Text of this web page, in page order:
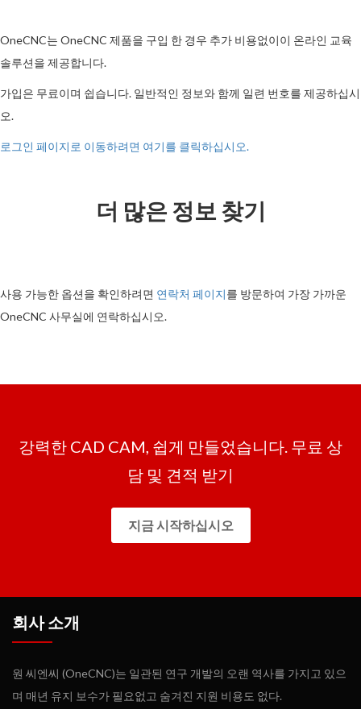
OneCNC는 OneCNC 제품을 구입 한 경우 추가 비용없이이 온라인 교육
솔루션을 제공합니다.
가입은 무료이며 쉽습니다. 일반적인 정보와 함께 일련 번호를 제공하십시
오.
로그인 페이지로 이동하려면 여기를 클릭하십시오.
더 많은 정보 찾기
사용 가능한 옵션을 확인하려면 연락처 페이지를 방문하여 가장 가까운
OneCNC 사무실에 연락하십시오.
강력한 CAD CAM, 쉽게 만들었습니다. 무료 상
담 및 견적 받기
지금 시작하십시오
회사 소개
원 씨엔씨 (OneCNC)는 일관된 연구 개발의 오랜 역사를 가지고 있으
며 매년 유지 보수가 필요없고 숨겨진 지원 비용도 없다.